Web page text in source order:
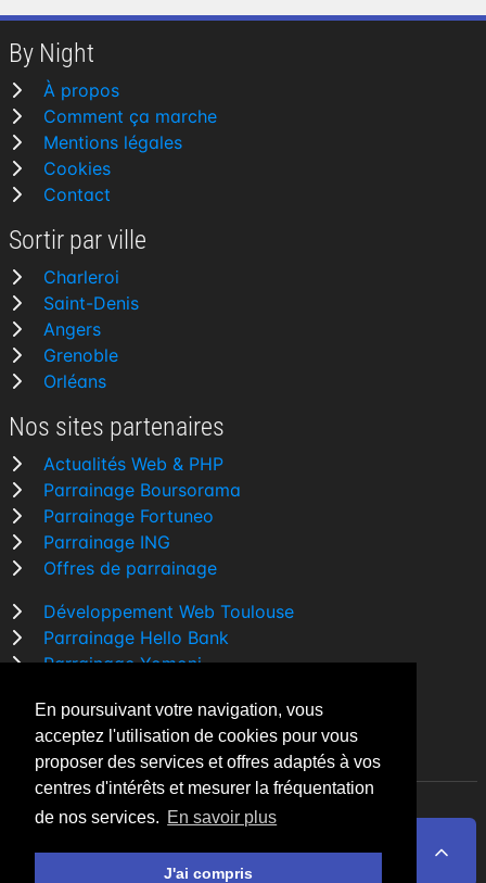
En poursuivant votre navigation, vous
acceptez l'utilisation de cookies pour vous
proposer des services et offres adaptés à vos
centres d'intérêts et mesurer la fréquentation
de nos services. En savoir plus
J'ai compris
By Night
À propos
Comment ça marche
Mentions légales
Cookies
Contact
Sortir par ville
Charleroi
Saint-Denis
Angers
Grenoble
Orléans
Nos sites partenaires
Actualités Web & PHP
Parrainage Boursorama
Parrainage Fortuneo
Parrainage ING
Offres de parrainage
Développement Web Toulouse
Parrainage Hello Bank
Parrainage Yomoni
Comparatif banque
By Night v5.7.3| © 2026 - Tous droits réservés
par undéveloppeur Web Freelance à